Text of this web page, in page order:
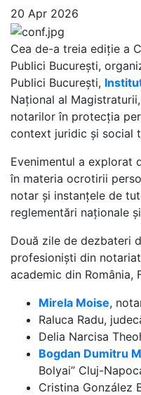
20 Apr 2026
Cea de-a treia ediție a
Publici București,
Publici București,
Național al
notarilor în protecția
context juridic și social
Evenimentul a explorat
în materia ocrotirii
notar și instanțele de
reglementări naționale
Două zile de dezbateri
profesioniști din
academic din România,
Mirela Moise,
Raluca Radu,
Delia Narcisa
Bogdan Dumitru
Bolyai” Cluj-
Cristina González